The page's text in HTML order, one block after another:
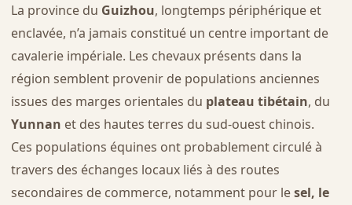
La province du Guizhou, longtemps périphérique et
enclavée, n’a jamais constitué un centre important de
cavalerie impériale. Les chevaux présents dans la
région semblent provenir de populations anciennes
issues des marges orientales du plateau tibétain, du
Yunnan et des hautes terres du sud-ouest chinois.
Ces populations équines ont probablement circulé à
travers des échanges locaux liés à des routes
secondaires de commerce, notamment pour lesel, le